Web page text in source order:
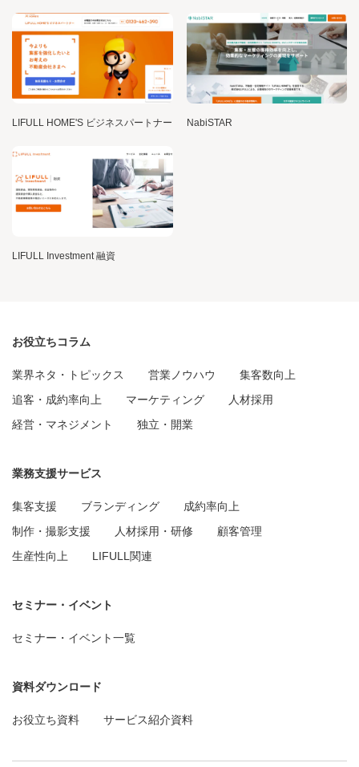
LIFULL HOME'S ビジネスパートナー NabiSTAR
LIFULL Investment 融資
お役立ちコラム
業界ネタ・トピックス 営業ノウハウ
集客数向上
追客・成約率向上
マーケティング
人材採用
経営・マネジメント
独立・開業
業務支援サービス
集客支援 ブランディング
成約率向上
制作・撮影支援
人材採用・研修
顧客管理
生産性向上
LIFULL関連
セミナー・イベント
セミナー・イベント一覧
資料ダウンロード
お役立ち資料 サービス紹介資料